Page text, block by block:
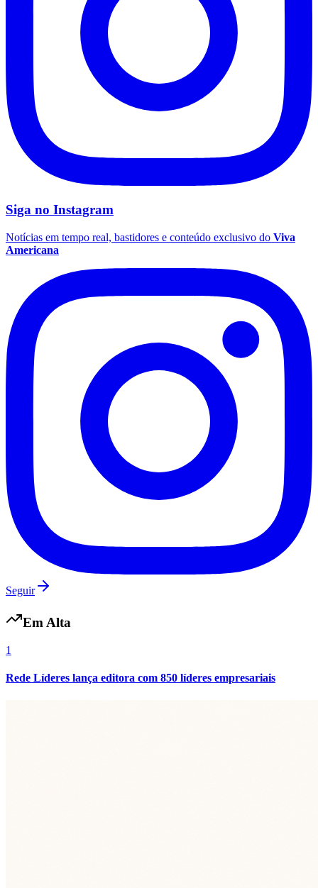
São Paulo
Siga no Instagram
Notícias em tempo real, bastidores e conteúdo exclusivo do Viva
Americana
Seguir
Em Alta
1
Rede Líderes lança editora com 850 líderes empresariais